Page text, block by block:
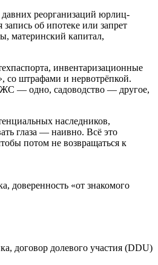
реорганизаций юрлиц-
об ипотеке или запрет
материнский капитал,
инвентаризационные
со штрафами и нервотрёпкой.
— одно, садоводство — другое,
наследников,
глаза — наивно. Всё это
потом не возвращаться к
доверенность «от знакомого
договор долевого участия (DDU)